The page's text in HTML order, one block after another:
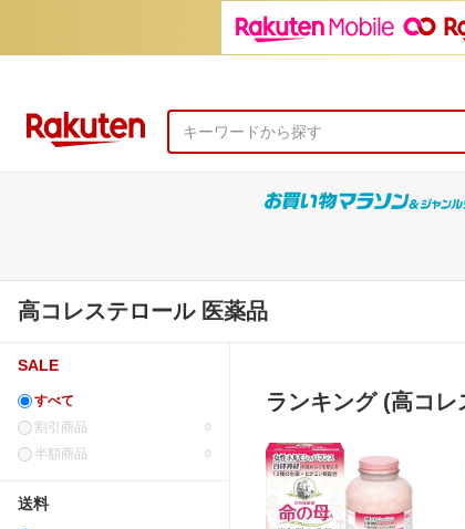
高コレステロール 医薬品
SALE
すべて
0
割引商品
0
半額商品
送料
ランキング (高コ